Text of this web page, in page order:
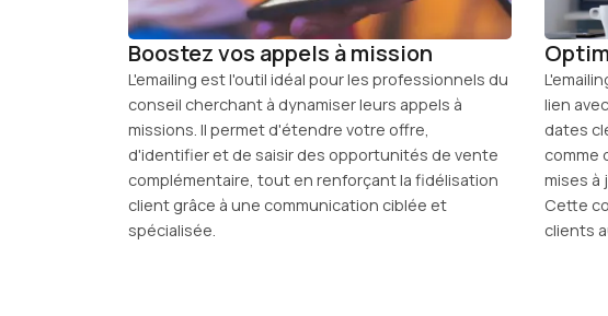
Boostez vos appels à mission
L'emailing est l'outil idéal pour les professionnels du
conseil cherchant à dynamiser leurs appels à
missions. Il permet d'étendre votre offre,
d'identifier et de saisir des opportunités de vente
complémentaire, tout en renforçant la fidélisation
client grâce à une communication ciblée et
spécialisée.
lien
dates
comme
mises à
Cette
clients